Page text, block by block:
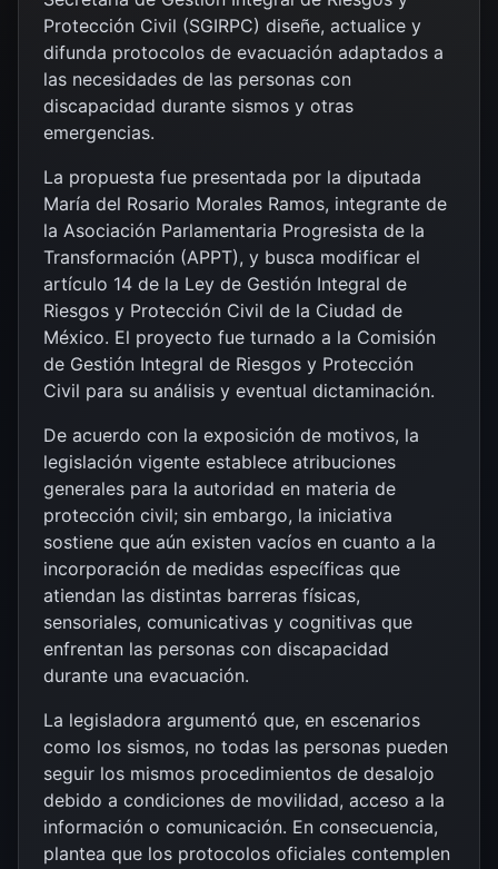
Protección Civil (SGIRPC) diseñe, actualice y
difunda protocolos de evacuación adaptados a
las necesidades de las personas con
discapacidad durante sismos y otras
emergencias.
La propuesta fue presentada por la diputada
María del Rosario Morales Ramos, integrante de
la Asociación Parlamentaria Progresista de la
Transformación (APPT), y busca modificar el
artículo 14 de la Ley de Gestión Integral de
Riesgos y Protección Civil de la Ciudad de
México. El proyecto fue turnado a la Comisión
de Gestión Integral de Riesgos y Protección
Civil para su análisis y eventual dictaminación.
De acuerdo con la exposición de motivos, la
legislación vigente establece atribuciones
generales para la autoridad en materia de
protección civil; sin embargo, la iniciativa
sostiene que aún existen vacíos en cuanto a la
incorporación de medidas específicas que
atiendan las distintas barreras físicas,
sensoriales, comunicativas y cognitivas que
enfrentan las personas con discapacidad
durante una evacuación.
La legisladora argumentó que, en escenarios
como los sismos, no todas las personas pueden
seguir los mismos procedimientos de desalojo
debido a condiciones de movilidad, acceso a la
información o comunicación. En consecuencia,
plantea que los protocolos oficiales contemplen